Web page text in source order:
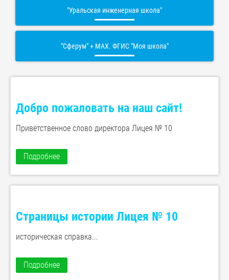
"Уральская инженерная школа"
"Сферум" + МАХ. ФГИС "Моя школа"
Добро пожаловать на наш сайт!
Приветственное слово директора Лицея № 10
Подробнее
Страницы истории Лицея № 10
историческая справка...
Подробнее